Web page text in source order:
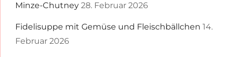
Minze-Chutney 28. Februar 2026
Fidelisuppe mit Gemüse und Fleischbällchen 14.
Februar 2026